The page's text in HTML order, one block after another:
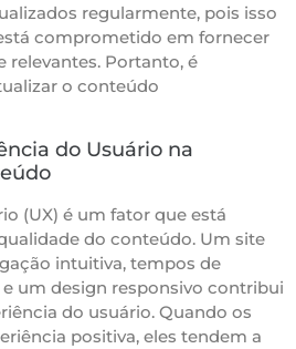
regularmente, pois isso
comprometido em fornecer
relevantes. Portanto, é
o conteúdo
do Usuário na
(UX) é um fator que está
do conteúdo. Um site
intuitiva, tempos de
um design responsivo contribui
do usuário. Quando os
positiva, eles tendem a